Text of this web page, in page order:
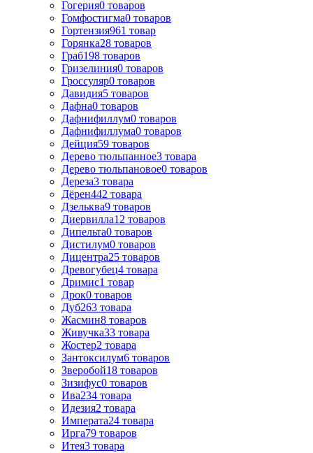
Гогерия0 товаров
Гомфостигма0 товаров
Гортензия961 товар
Горянка28 товаров
Граб198 товаров
Гризелиния0 товаров
Гроссуляр0 товаров
Давидия5 товаров
Дафна0 товаров
Дафнифиллум0 товаров
Дафнифиллума0 товаров
Дейция59 товаров
Дерево тюльпанное3 товара
Дерево тюльпановое0 товаров
Дереза3 товара
Дёрен442 товара
Дзельква9 товаров
Диервилла12 товаров
Дипельта0 товаров
Дистилум0 товаров
Дицентра25 товаров
Древогубец4 товара
Дримис1 товар
Дрок0 товаров
Дуб263 товара
Жасмин8 товаров
Живучка33 товара
Жостер2 товара
Зантоксилум6 товаров
Зверобой18 товаров
Зизифус0 товаров
Ива234 товара
Идезия2 товара
Императа24 товара
Ирга79 товаров
Итея3 товара